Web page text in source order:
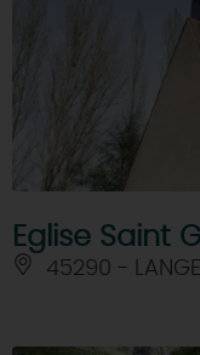
Eglise Saint
45290 -